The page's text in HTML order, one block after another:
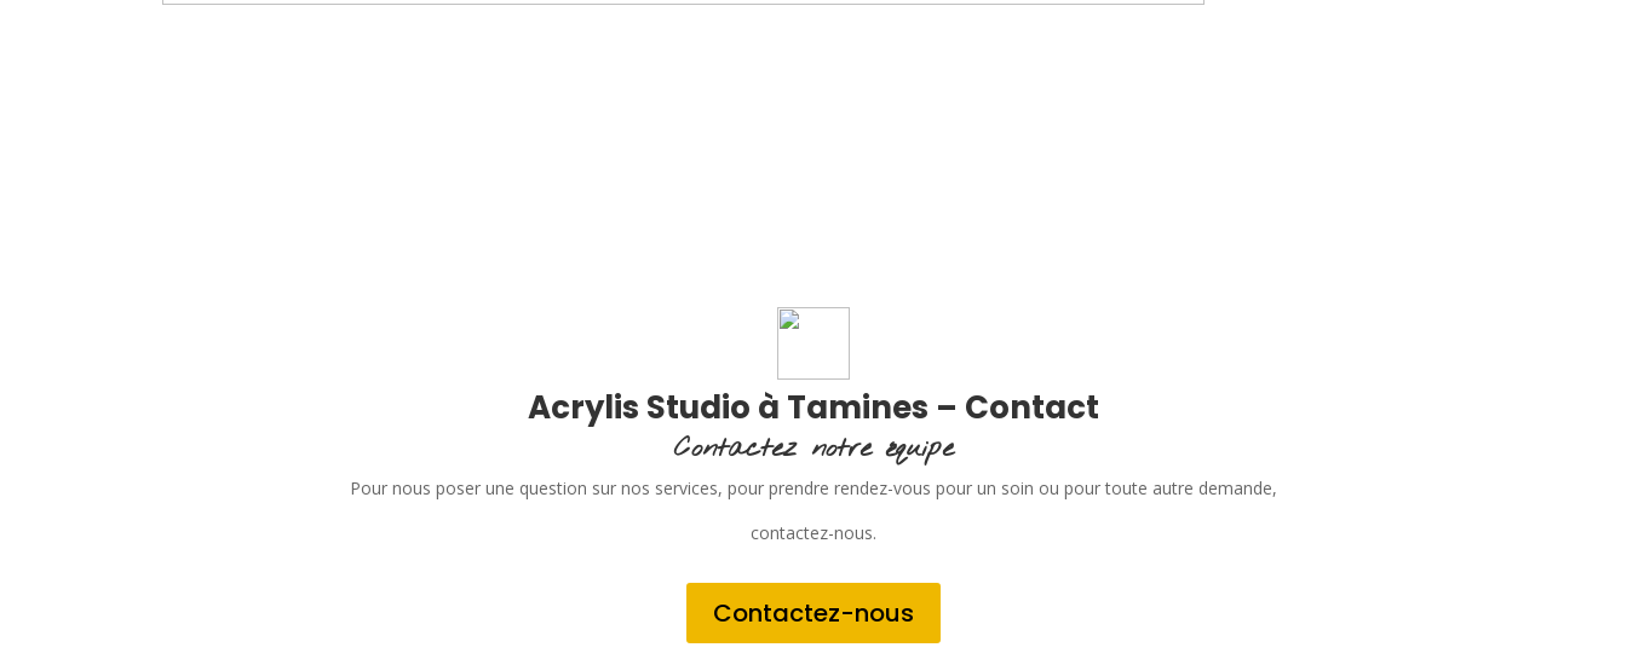
Acrylis Studio à Tamines – Contact
Contactez notre équipe
Pour nous poser une question sur nos services, pour prendre rendez-vous pour un soin ou pour toute autre demande,
contactez-nous.
Contactez-nous